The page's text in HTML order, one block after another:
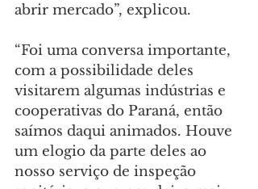
abrir mercado”, explicou.
“Foi uma conversa importante,
com a possibilidade deles
visitarem algumas indústrias e
cooperativas do Paraná, então
saímos daqui animados. Houve
um elogio da parte deles ao
nosso serviço de inspeção